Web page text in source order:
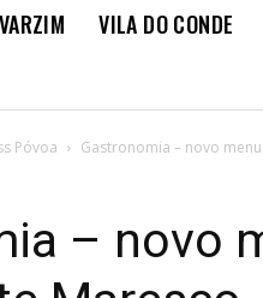
VILA DO CONDE
Póvoa Gastronomia – novo
– novo